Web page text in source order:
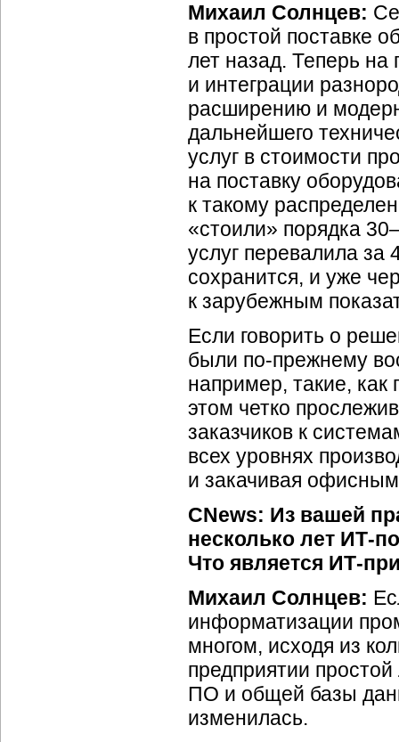
Михаил Солнцев:
в простой поставке
лет назад. Теперь на
и интеграции
расширению и
дальнейшего
услуг в стоимости
на поставку
к такому
«стоили» порядка
услуг перевалила за
сохранится, и уже
к зарубежным
Если говорить о
были по-прежнему
например, такие, как
этом четко
заказчиков к
всех уровнях
и закачивая
CNews: Из вашей
несколько лет ИТ-
Что является ИТ-
Михаил Солнцев:
информатизации
многом, исходя из
предприятии
ПО и общей базы
изменилась.